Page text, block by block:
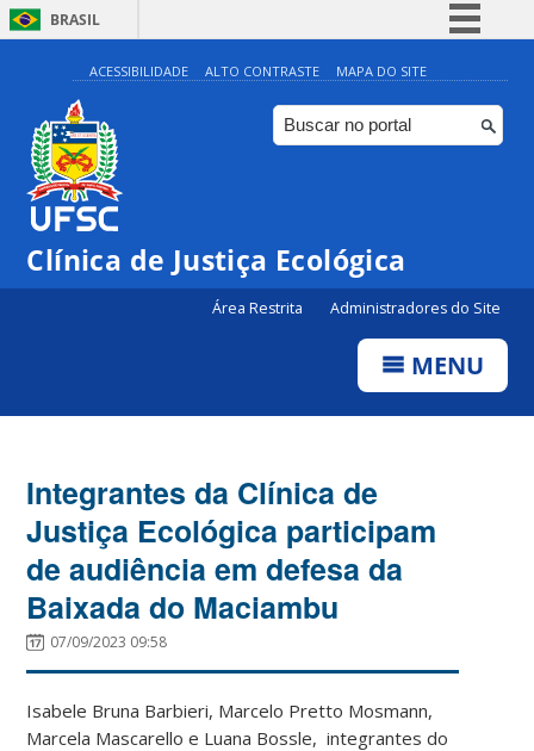
BRASIL
Simplifique!
Comunica BR
Participe
Canais
ACESSIBILIDADE ALTO CONTRASTE MAPA DO SITE
Clínica de Justiça Ecológica
Área Restrita Administradores do Site
MENU
Integrantes da Clínica de
Justiça Ecológica participam
de audiência em defesa da
Baixada do Maciambu
07/09/2023 09:58
Isabele Bruna Barbieri, Marcelo Pretto Mosmann,
Marcela Mascarello e Luana Bossle, integrantes do